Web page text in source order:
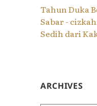
Tahun Duka
Sabar -
Sedih dari
ARCHIVES